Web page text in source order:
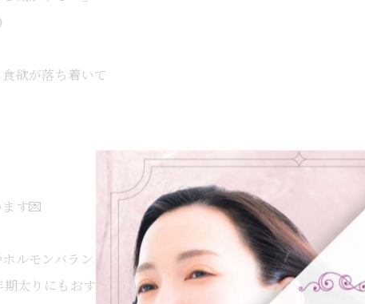
欲が落ち着いて
す💌
ルモンバランスもサポートするので、
太りにもおすすめです🌿